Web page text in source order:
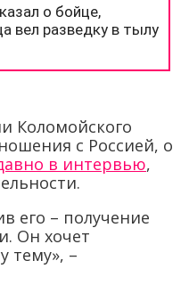
Коломойского
с Россией, о
в интервью,
его – получение
Он хочет
тему», –